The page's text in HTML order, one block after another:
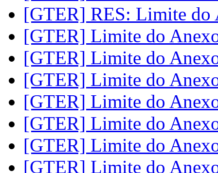
[GTER] RES: Limite
[GTER] Limite do
[GTER] Limite do
[GTER] Limite do
[GTER] Limite do
[GTER] Limite do
[GTER] Limite do
[GTER] Limite do